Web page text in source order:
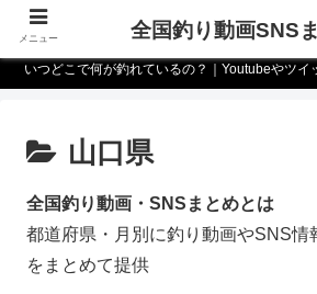
いつどこで何が釣れているの？｜Youtubeやツイ
山口県
全国釣り動画・SNSまとめとは
都道府県・月別に釣り動画やSNS情
をまとめて提供
メニュー 全国釣り動画SNS